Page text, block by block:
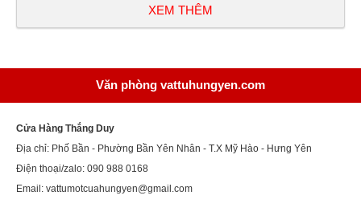
XEM THÊM
Văn phòng vattuhungyen.com
Cửa Hàng Thắng Duy
Địa chỉ: Phố Bần - Phường Bần Yên Nhân - T.X Mỹ Hào - Hưng Yên
Điện thoại/zalo: 090 988 0168
Email: vattumotcuahungyen@gmail.com